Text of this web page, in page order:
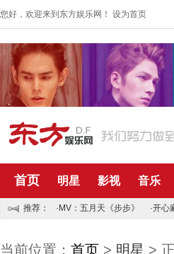
您好，欢迎来到东方娱乐网！ 设为首页
首页 明星 影视 音乐
推荐： ·MV：五月天《步步》 ·开心
当前位置： 首页 > 明星 >